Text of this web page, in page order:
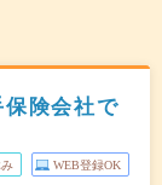
険会社で
WEB登録OK